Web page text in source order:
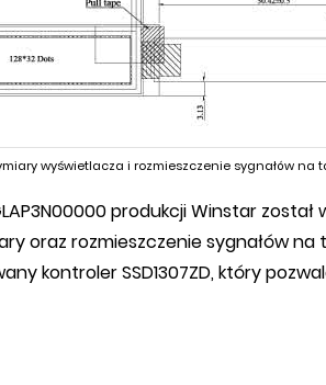
wyświetlacza i rozmieszczenie sygnałów na
produkcji Winstar
oraz rozmieszczenie sygnałów na
kontroler SSD1307ZD, który